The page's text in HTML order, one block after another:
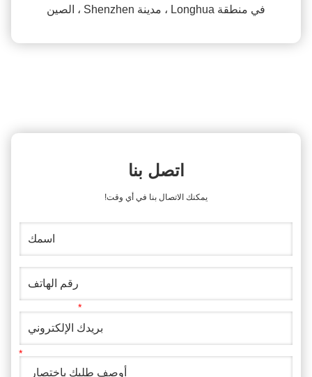
في منطقة Longhua ، مدينة Shenzhen ، الصين
اتصل بنا
يمكنك الاتصال بنا في أي وقت!